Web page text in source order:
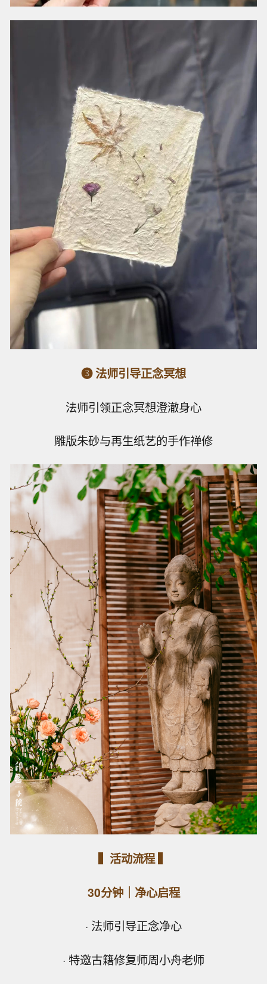
❸ 法师引导正念冥想
法师引领正念冥想澄澈身心
雕版朱砂与再生纸艺的手作禅修
▍活动流程 ▍
30分钟｜净心启程
· 法师引导正念净心
· 特邀古籍修复师周小舟老师